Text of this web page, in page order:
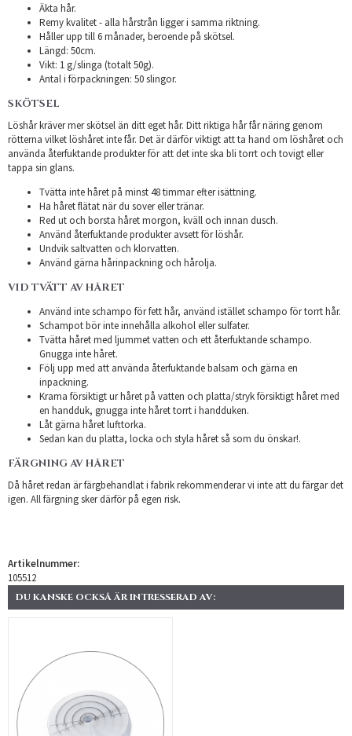
Äkta hår.
Remy kvalitet - alla hårstrån ligger i samma riktning.
Håller upp till 6 månader, beroende på skötsel.
Längd: 50cm.
Vikt: 1 g/slinga (totalt 50g).
Antal i förpackningen: 50 slingor.
SKÖTSEL
Löshår kräver mer skötsel än ditt eget hår. Ditt riktiga hår får näring genom
rötterna vilket löshåret inte får. Det är därför viktigt att ta hand om löshåret och
använda återfuktande produkter för att det inte ska bli torrt och tovigt eller
tappa sin glans.
Tvätta inte håret på minst 48 timmar efter isättning.
Ha håret flätat när du sover eller tränar.
Red ut och borsta håret morgon, kväll och innan dusch.
Använd återfuktande produkter avsett för löshår.
Undvik saltvatten och klorvatten.
Använd gärna hårinpackning och hårolja.
VID TVÄTT AV HÅRET
Använd inte schampo för fett hår, använd istället schampo för torrt hår.
Schampot bör inte innehålla alkohol eller sulfater.
Tvätta håret med ljummet vatten och ett återfuktande schampo.
Gnugga inte håret.
Följ upp med att använda återfuktande balsam och gärna en
inpackning.
Krama försiktigt ur håret på vatten och platta/stryk försiktigt håret med
en handduk, gnugga inte håret torrt i handduken.
Låt gärna håret lufttorka.
Sedan kan du platta, locka och styla håret så som du önskar!.
FÄRGNING AV HÅRET
Då håret redan är färgbehandlat i fabrik rekommenderar vi inte att du färgar det
igen. All färgning sker därför på egen risk.
Artikelnummer:
105512
DU KANSKE OCKSÅ ÄR INTRESSERAD AV: